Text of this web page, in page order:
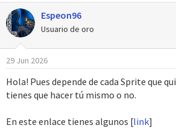
a
c
c
i
o
n
s
:
Espeon96
Usuario de oro
29 Jun 2026
Hola! Pues depende de cada Sprite que
tienes que hacer tú mismo o no.
En este enlace tienes algunos [link]